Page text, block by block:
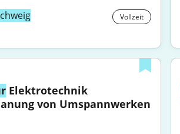
Vollzeit
Elektrotechnik
von Umspannwerken